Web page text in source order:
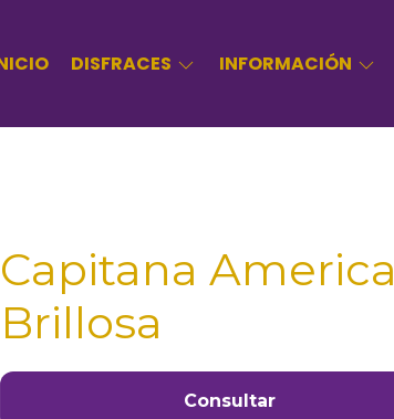
DISFRACES INFORMACIÓN
Capitana America
Brillosa
Consultar